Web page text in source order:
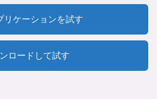
リケーションを試す
ロードして試す